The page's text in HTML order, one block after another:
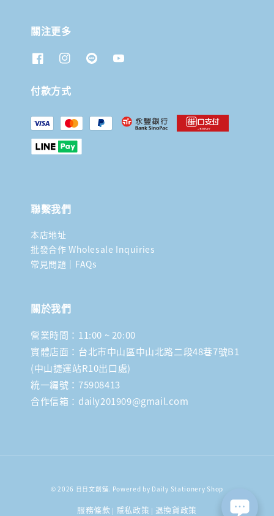
關注更多
付款方式
聯繫我們
本店地址
批發合作 Wholesale Inquiries
常見問題｜FAQs
關於我們
營業時間：11:00 ~ 20:00
實體店面：台北市中山區中山北路二段48巷7號B1
(中山捷運站R10出口處)
統一編號：75908413
合作信箱：daily201909@gmail.com
© 2026 日日文創舖. Powered by Daily Stationery Shop
服務條款 | 隱私政策 | 退換貨政策